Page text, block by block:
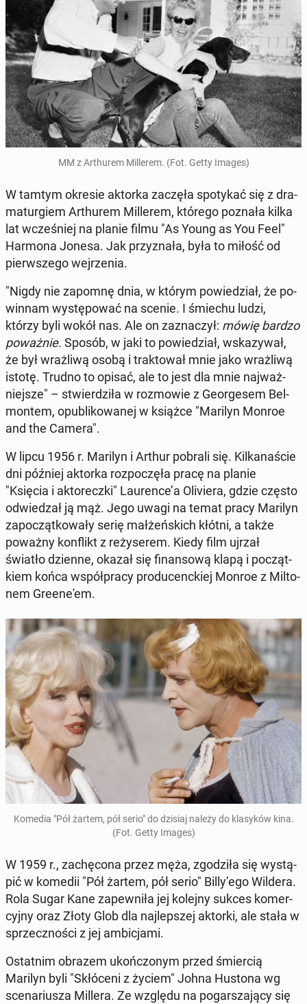
MM z Ar­thu­rem Mil­le­rem. (Fot. Getty Images)
W tamtym okresie aktorka zaczęła spo­ty­kać się z dra­
ma­tur­giem Ar­thu­rem Mil­le­rem, którego poznała kilka
lat wcze­śniej na planie filmu "As Young as You Feel"
Harmona Jonesa. Jak przy­zna­ła, była to miłość od
pierw­sze­go wej­rze­nia.
"Nigdy nie zapomnę dnia, w którym po­wie­dział, że po­
win­nam wy­stę­po­wać na scenie. I śmiechu ludzi,
którzy byli wokół nas. Ale on za­zna­czył: mówię bardzo
po­waż­nie. Sposób, w jaki to po­wie­dział, wska­zy­wał,
że był wraż­li­wą osobą i trak­to­wał mnie jako wraż­li­wą
istotę. Trudno to opisać, ale to jest dla mnie naj­waż­
niej­sze" – stwier­dzi­ła w roz­mo­wie z Geo­r­ge­sem Bel­
mon­tem, opu­bli­ko­wa­nej w książce "Marilyn Monroe
and the Camera".
W lipcu 1956 r. Marilyn i Arthur pobrali się. Kil­ka­na­ście
dni później aktorka roz­po­czę­ła pracę na planie
"Księcia i ak­to­recz­ki" Lau­ren­ce’a Oli­vie­ra, gdzie często
od­wie­dzał ją mąż. Jego uwagi na temat pracy Marilyn
za­po­cząt­ko­wa­ły serię mał­żeń­skich kłótni, a także
poważny kon­flikt z re­ży­se­rem. Kiedy film ujrzał
światło dzienne, okazał się fi­nan­so­wą klapą i po­cząt­
kiem końca współ­pra­cy pro­du­cenc­kiej Monroe z Mil­to­
nem Gre­ene­'em.
Komedia "Pół żartem, pół serio" do dzisiaj należy do kla­sy­ków kina.
(Fot. Getty Images)
W 1959 r., za­chę­co­na przez męża, zgo­dzi­ła się wy­stą­
pić w komedii "Pół żartem, pół serio" Billy’ego Wildera.
Rola Sugar Kane za­pew­ni­ła jej kolejny sukces ko­mer­
cyj­ny oraz Złoty Glob dla naj­lep­szej aktorki, ale stała w
sprzecz­no­ści z jej am­bi­cja­mi.
Ostat­nim obrazem ukoń­czo­nym przed śmier­cią
Marilyn byli "Skłó­ce­ni z życiem" Johna Hustona wg
sce­na­riu­sza Millera. Ze względu na po­gar­sza­ją­cy się